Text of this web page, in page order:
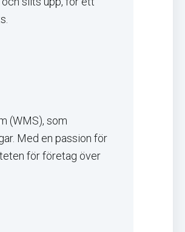
(WMS), som
Med en passion för
för företag över